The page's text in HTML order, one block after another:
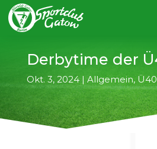
Derbytime der
Okt. 3, 2024| Allgemein, Ü40